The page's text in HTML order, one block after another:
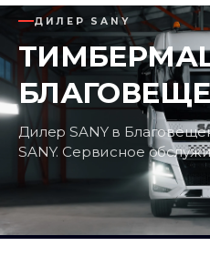
ДИЛЕР SANY
Дилер SANY в
SANY. Сервисное